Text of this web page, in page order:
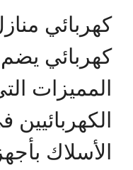
كهربائي
كهربائي
المميزات
الأسلاك